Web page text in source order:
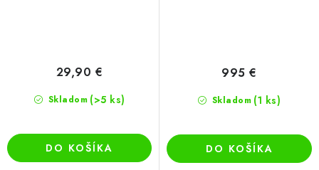
Skladom (>5 ks)
29,90 €
DO KOŠÍKA
Skladom (1 ks)
995 €
DO KOŠÍKA